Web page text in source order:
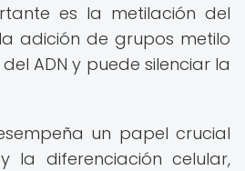
es la metilación del
adición de grupos metilo
ADN y puede silenciar la
un papel crucial
la diferenciación celular,